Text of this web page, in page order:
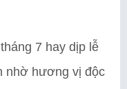
7 hay dịp lễ
nhờ hương vị độc